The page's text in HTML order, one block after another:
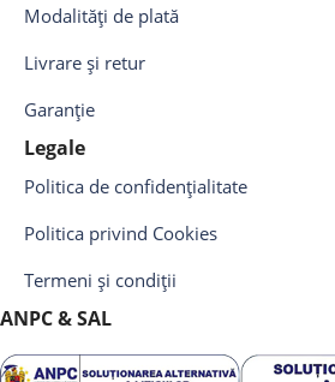
Modalități de plată
Livrare și retur
Garanție
Legale
Politica de confidențialitate
Politica privind Cookies
Termeni și condiții
ANPC & SAL